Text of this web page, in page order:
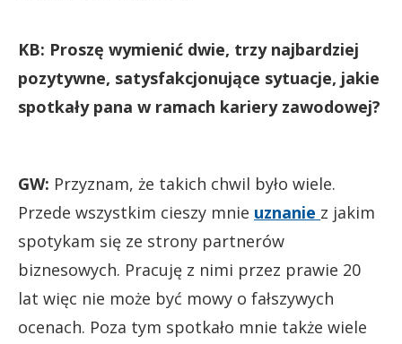
KB: Proszę wymienić dwie, trzy najbardziej
pozytywne, satysfakcjonujące sytuacje, jakie
spotkały pana w ramach kariery zawodowej?
GW: Przyznam, że takich chwil było wiele.
Przede wszystkim cieszy mnie uznanie z jakim
spotykam się ze strony partnerów
biznesowych. Pracuję z nimi przez prawie 20
lat więc nie może być mowy o fałszywych
ocenach. Poza tym spotkało mnie także wiele